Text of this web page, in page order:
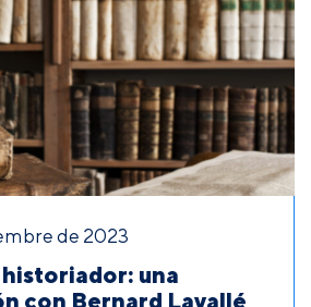
de 2023
una
con Bernard Lavallé